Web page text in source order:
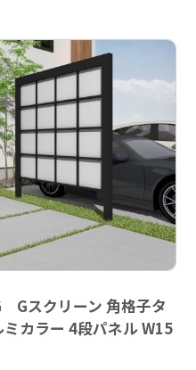
スクリーン 角格子タ
カラー 4段パネル W15